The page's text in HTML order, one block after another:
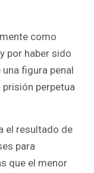
como
por haber sido
figura penal
perpetua
el resultado de
para
que el menor